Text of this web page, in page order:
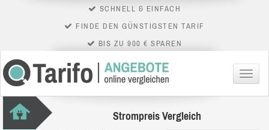
SCHNELL & EINFACH
FINDE DEN GÜNSTIGSTEN TARIF
BIS ZU 900 € SPAREN
Menü
Strompreis Vergleich